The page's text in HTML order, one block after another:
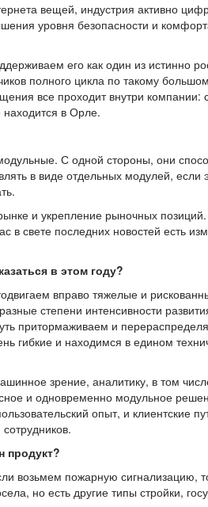
вещей, индустрия активно
уровня безопасности и
его как один из истинно
полного цикла по такому
все проходит внутри
в Орле.
С одной стороны, они
в виде отдельных модулей,
и укрепление рыночных
в свете последних новостей есть
в этом году?
вправо тяжелые и
степени интенсивности
притормаживаем и
гибкие и находимся в едином
зрение, аналитику, в том
и одновременно модульное
опыт, и клиентские
продукт?
возьмем пожарную сигнализацию,
но есть другие типы стройки,